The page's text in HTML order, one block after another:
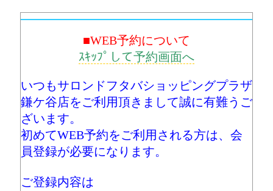
■WEB予約について
ｽｷｯﾌﾟして予約画面へ
いつもサロンドフタバショッピングプラザ
鎌ケ谷店をご利用頂きまして誠に有難うご
ざいます。
初めてWEB予約をご利用される方は、会
員登録が必要になります。
ご登録内容は